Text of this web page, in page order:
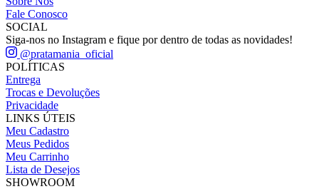
Fale Conosco
SOCIAL
Siga-nos no Instagram e fique por dentro de todas as novidades!
@pratamania_oficial
POLÍTICAS
Entrega
Trocas e Devoluções
Privacidade
LINKS ÚTEIS
Meu Cadastro
Meus Pedidos
Meu Carrinho
Lista de Desejos
SHOWROOM